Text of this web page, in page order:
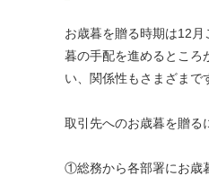
お歳暮を贈る時期は12
暮の手配を進めるところ
い、関係性もさまざまで
取引先へのお歳暮を贈る
①総務から各部署にお歳